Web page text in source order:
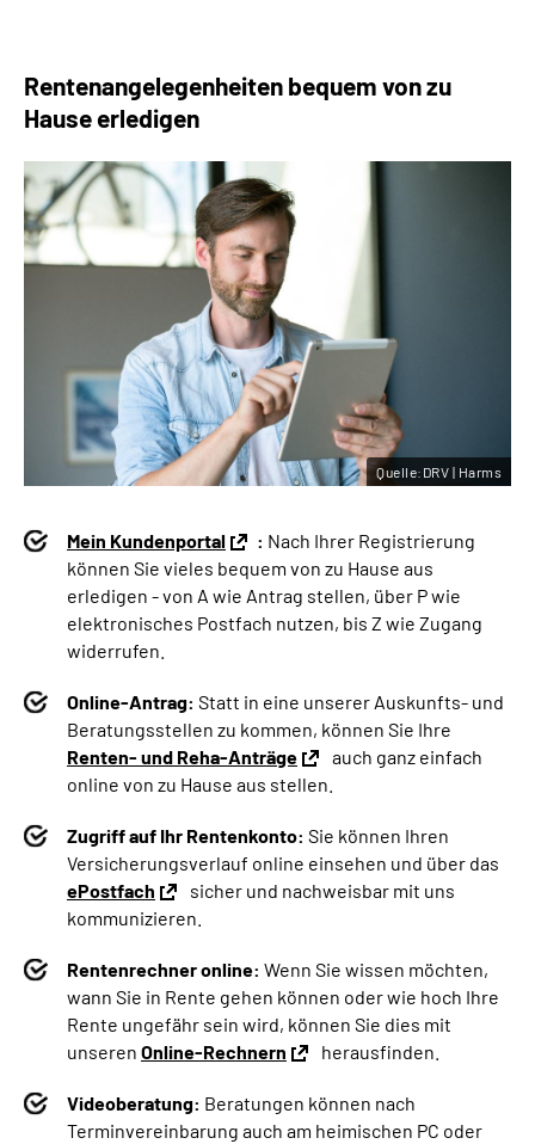
Rentenangelegenheiten bequem von zu
Hause erledigen
Mein Kundenportal : Nach Ihrer Registrierung
können Sie vieles bequem von zu Hause aus
erledigen - von A wie Antrag stellen, über P wie
elektronisches Postfach nutzen, bis Z wie Zugang
widerrufen.
Online-Antrag: Statt in eine unserer Auskunfts- und
Beratungsstellen zu kommen, können Sie Ihre
Renten- und Reha-Anträge
auch ganz einfach
online von zu Hause aus stellen.
Zugriff auf Ihr Rentenkonto: Sie können Ihren
Versicherungsverlauf online einsehen und über das
ePostfach
sicher und nachweisbar mit uns
kommunizieren.
Rentenrechner online: Wenn Sie wissen möchten,
wann Sie in Rente gehen können oder wie hoch Ihre
Rente ungefähr sein wird, können Sie dies mit
unseren Online-Rechnern herausfinden.
Videoberatung: Beratungen können nach
Terminvereinbarung auch am heimischen PC oder
Quelle:DRV | Harms